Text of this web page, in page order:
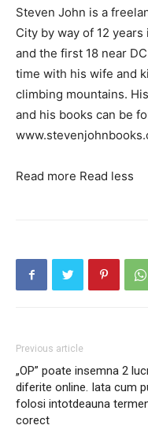
Steven John is a
City by way of 12
and the first 18 near
time with his wife and
climbing mountains.
and his books can be
Read more Read less
Previous article
„OP” poate insemna 2
diferite online. Iata cum
folosi intotdeauna
corect